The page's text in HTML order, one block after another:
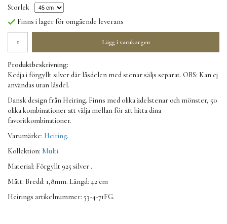
Storlek
Finns i lager för omgående leverans
Lägg i varukorgen
Produktbeskrivning:
Kedja i förgyllt silver där låsdelen med stenar säljs separat. OBS: Kan ej
användas utan låsdel.
Dansk design från Heiring. Finns med olika ädelstenar och mönster, 50
olika kombinationer att välja mellan för att hitta dina
favoritkombinationer.
Varumärke: Heiring.
Kollektion: Multi.
Material: Förgyllt 925 silver .
Mått: Bredd: 1,8mm. Längd: 42 cm
Heirings artikelnummer: 53-4-71FG.